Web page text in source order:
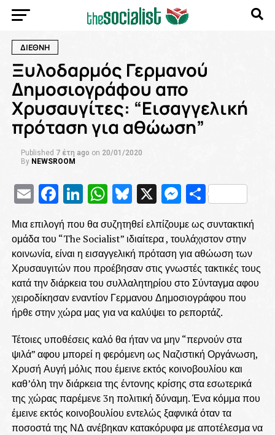
ΔΙΕΘΝΗ
Ξυλοδαρμός Γερμανού
Δημοσιογράφου απο
Χρυσαυγίτες: “Εισαγγελική
πρόταση για αθώωση”
Published 7 έτη ago on 20/01/2020
By NEWSROOM
EmailFacebook
LinkedIn
WhatsApp
Bluesky
X
Μια επιλογή που θα συζητηθεί ελπίζουμε ως συντακτική
ομάδα του “The Socialist” ιδιαίτερα , τουλάχιστον στην
κοινωνία, είναι η εισαγγελική πρόταση για αθώωση των
Χρυσαυγιτών που προέβησαν στις γνωστές τακτικές τους
κατά την διάρκεια του συλλαλητηρίου στο Σύνταγμα αφου
χειροδίκησαν εναντίον Γερμανου Δημοσιογράφου που
ήρθε στην χώρα μας για να καλύψει το ρεπορτάζ.
Τέτοιες υποθέσεις καλό θα ήταν να μην “περνούν στα
ψιλά” αφου μπορεί η φερόμενη ως Ναζιστική Οργάνωση,
Χρυσή Αυγή μόλις που έμεινε εκτός κοινοβουλίου και
καθ’όλη την διάρκεια της έντονης κρίσης στα εσωτερικά
της χώρας παρέμενε 3η πολιτική δύναμη. Ένα κόμμα που
έμεινε εκτός κοινοβουλίου εντελώς ξαφνικά όταν τα
ποσοστά της ΝΔ ανέβηκαν κατακόρυφα με αποτέλεσμα να